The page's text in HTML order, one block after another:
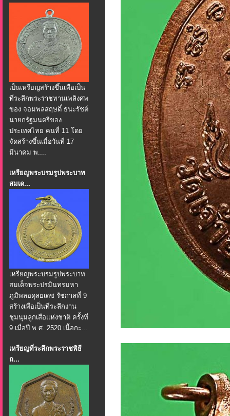
เป็นเหรียญสร้างขึ้นเพื่อเป็น
ที่ระลึกพระราชทานเพลิงศพ
ของ จอมพลสฤษดิ์ ธนะรัชต์
นายกรัฐมนตรีของ
ประเทศไทย คนที่ 11 โดย
จัดสร้างขึ้นเมื่อวันที่ 17
มีนาคม พ....
เหรียญพระบรมรูปพระบาท
สมเด...
เหรียญพระบรมรูปพระบาท
สมเด็จพระปรมินทรมหา
ภูมิพลอดุลยเดช รัชกาลที่ 9
สร้างเพื่อเป็นที่ระลึกงาน
ชุมนุมลูกเสือแห่งชาติ ครั้งที่
9 เมื่อปี พ.ศ. 2520 เนื้อกะ...
เหรียญที่ระลึกพระราชพิธี
ถ...